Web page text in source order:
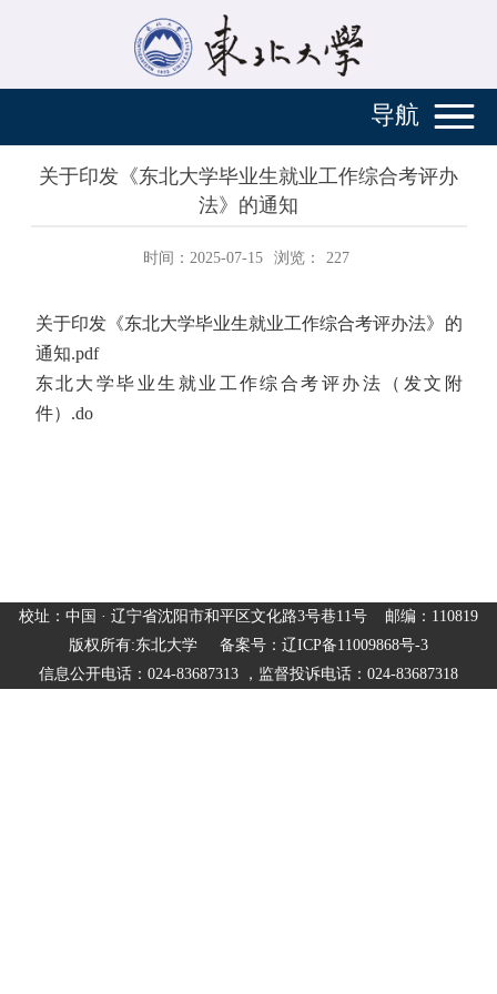
导航
关于印发《东北大学毕业生就业工作综合考评办
法》的通知
时间：2025-07-15 浏览： 227
关于印发《东北大学毕业生就业工作综合考评办法》的
通知.pdf
东北大学毕业生就业工作综合考评办法（发文附
件）.do
校址：中国 · 辽宁省沈阳市和平区文化路3号巷11号 邮编：110819
版权所有:东北大学 备案号：辽ICP备11009868号-3
信息公开电话：024-83687313 ，监督投诉电话：024-83687318